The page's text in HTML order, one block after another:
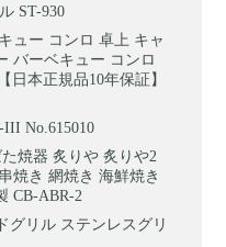
ST-930
ュー コンロ 卓上 キャ
バーベキュー コンロ
日本正規品10年保証】
No.615010
焼器 炙りや 炙りや2
焼き 網焼き 海鮮焼き
CB-ABR-2
グリル ステンレスグリ